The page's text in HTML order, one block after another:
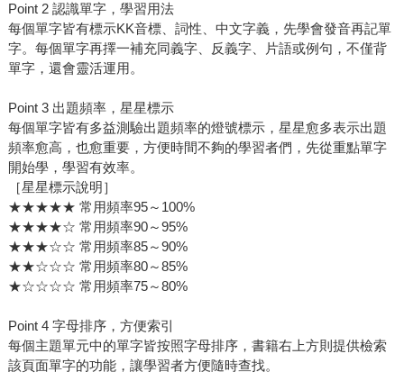
Point 2 認識單字，學習用法
每個單字皆有標示KK音標、詞性、中文字義，先學會發音再記單
字。每個單字再擇一補充同義字、反義字、片語或例句，不僅背
單字，還會靈活運用。
Point 3 出題頻率，星星標示
每個單字皆有多益測驗出題頻率的燈號標示，星星愈多表示出題
頻率愈高，也愈重要，方便時間不夠的學習者們，先從重點單字
開始學，學習有效率。
［星星標示說明］
★★★★★ 常用頻率95～100%
★★★★☆ 常用頻率90～95%
★★★☆☆ 常用頻率85～90%
★★☆☆☆ 常用頻率80～85%
★☆☆☆☆ 常用頻率75～80%
Point 4 字母排序，方便索引
每個主題單元中的單字皆按照字母排序，書籍右上方則提供檢索
該頁面單字的功能，讓學習者方便隨時查找。